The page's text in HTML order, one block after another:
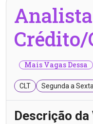
Crédito/
Mais Vagas Dessa
CLT Segunda a
Descrição da